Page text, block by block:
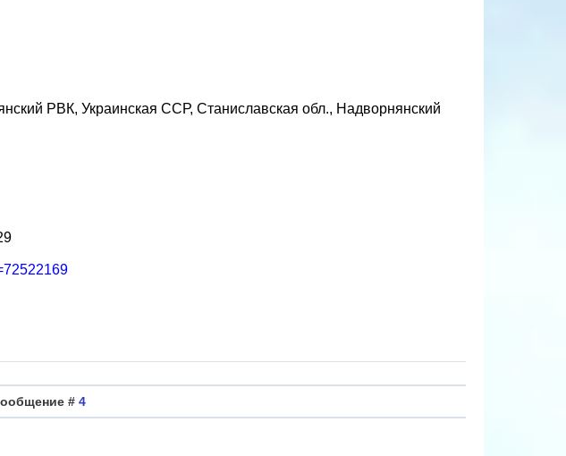
РВК, Украинская ССР, Станиславская обл., Надворнянский
# 4